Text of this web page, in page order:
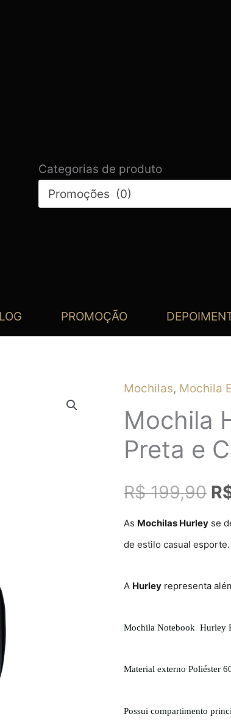
Categorias de produto
Promoções (0)
PROMOÇÃO
Mochilas, Mochila
Mochila
Preta e
R$199,90
O
As Mochilas Hurley se
de estilo casual esporte.
A Hurley representa
Mochila Notebook Hurley
Material externo Poliéster
Possui compartimento